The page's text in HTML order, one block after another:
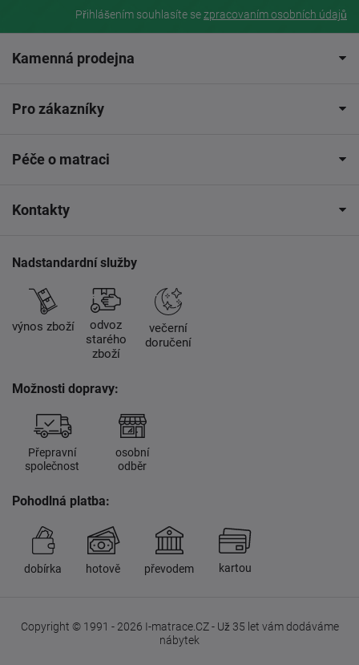
Přihlášením souhlasíte sezpracovaním osobních údajů
Kamenná prodejna
Pro zákazníky
Péče o matraci
Kontakty
Nadstandardní služby
výnos zboží
odvoz
starého
zboží
večerní
doručení
Možnosti dopravy:
Přepravní
společnost
osobní
odběr
Pohodlná platba:
dobírka hotově převodem kartou
Copyright © 1991 - 2026 I-matrace.CZ - Už 35 let vám dodáváme
nábytek